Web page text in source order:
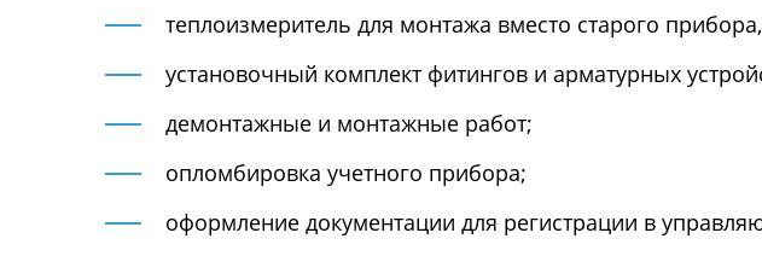
теплоизмеритель для монтажа вместо старого
установочный комплект фитингов и арматурных
демонтажные и монтажные работ;
опломбировка учетного прибора;
оформление документации для регистрации в